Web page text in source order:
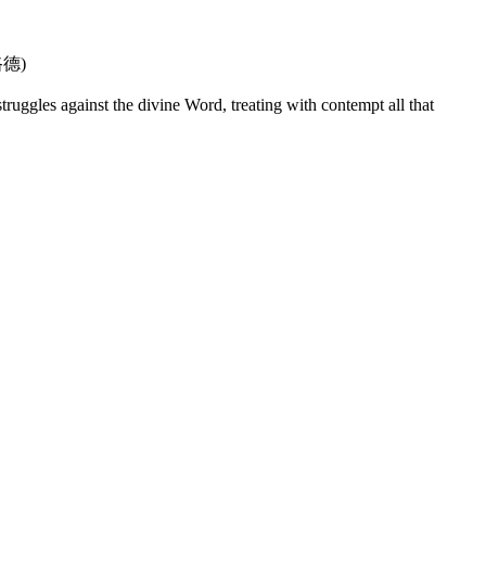
)
against the divine Word, treating with contempt all that